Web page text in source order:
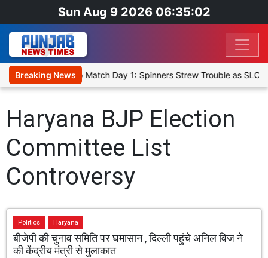
Sun Aug 9 2026 06:35:02
Breaking News
XI, Warm-Up Match Day 1: Spinners Strew Trouble as SLC
Haryana BJP Election
Committee List
Controversy
Politics Haryana
बीजेपी की चुनाव समिति पर घमासान , दिल्ली पहुंचे अनिल विज ने
की केंद्रीय मंत्री से मुलाकात